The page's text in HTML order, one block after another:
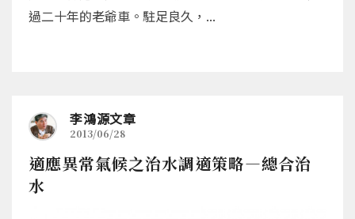
過二十年的老爺車。駐足良久，...
李鴻源文章
2013/06/28
適應異常氣候之治水調適策略—總合治
水